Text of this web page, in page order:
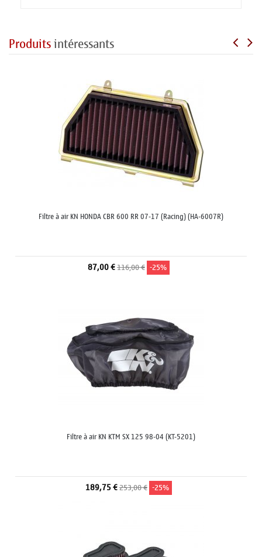
Produitsintéressants
Filtre à air KN HONDA CBR 600 RR 07-17 (Racing) (HA-6007R)
87,00 €116,00 € -25%
Filtre à air KN KTM SX 125 98-04 (KT-5201)
189,75 €253,00 € -25%